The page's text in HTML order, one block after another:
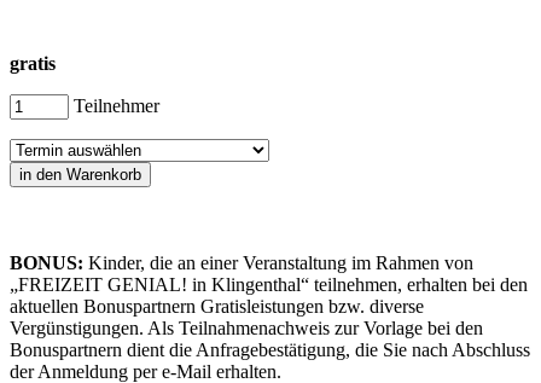
gratis
Teilnehmer
BONUS: Kinder, die an einer Veranstaltung im Rahmen von
„FREIZEIT GENIAL! in Klingenthal“ teilnehmen, erhalten bei den
aktuellen Bonuspartnern Gratisleistungen bzw. diverse
Vergünstigungen. Als Teilnahmenachweis zur Vorlage bei den
Bonuspartnern dient die Anfragebestätigung, die Sie nach Abschluss
der Anmeldung per e-Mail erhalten.